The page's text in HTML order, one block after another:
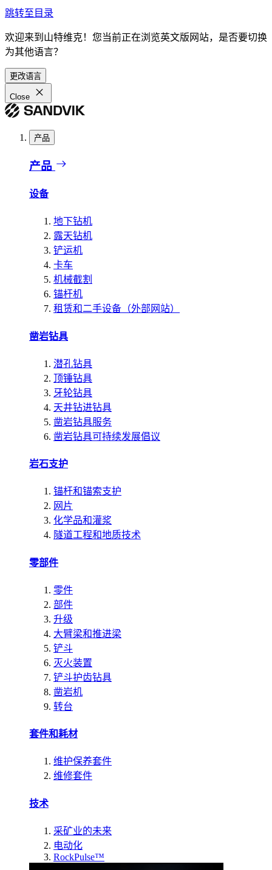
跳转至目录
欢迎来到山特维克！您当前正在浏览英文版网站，是否要切换
为其他语言？
更改语言
Close
产品
产品
设备
地下钻机
露天钻机
铲运机
卡车
机械截割
锚杆机
租赁和二手设备（外部网站）
凿岩钻具
潜孔钻具
顶锤钻具
牙轮钻具
天井钻进钻具
凿岩钻具服务
凿岩钻具可持续发展倡议
岩石支护
锚杆和锚索支护
网片
化学品和灌浆
隧道工程和地质技术
零部件
零件
部件
升级
大臂梁和推进梁
铲斗
灭火装置
铲斗护齿钻具
凿岩机
转台
套件和耗材
维护保养套件
维修套件
技术
采矿业的未来
电动化
RockPulse™